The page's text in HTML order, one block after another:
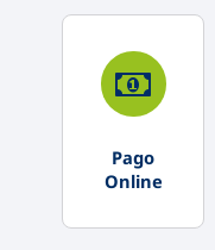
Pago
Online